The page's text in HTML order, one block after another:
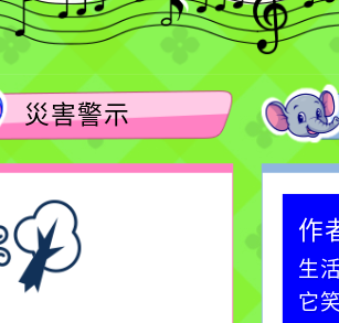
災害警示
作者：網路小語
一杯清水因滴入一滴污
作
生
它